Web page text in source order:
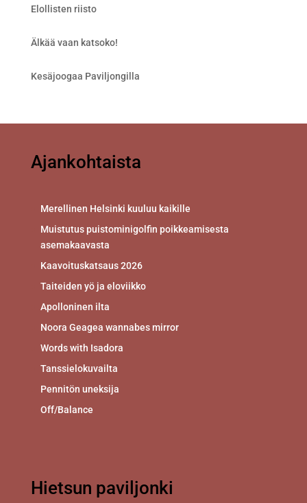
Elollisten riisto
Älkää vaan katsoko!
Kesäjoogaa Paviljongilla
Ajankohtaista
Merellinen Helsinki kuuluu kaikille
Muistutus puistominigolfin poikkeamisesta
asemakaavasta
Kaavoituskatsaus 2026
Taiteiden yö ja eloviikko
Apolloninen ilta
Noora Geagea wannabes mirror
Words with Isadora
Tanssielokuvailta
Pennitön uneksija
Off/Balance
Hietsun paviljonki